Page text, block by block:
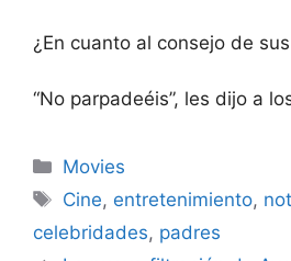
¿En cuanto al consejo de
“No parpadeéis”, les dijo a
Categories
Movies
Tags
Cine, entretenimiento,
celebridades, padres